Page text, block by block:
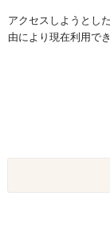
アクセスしようとし
由により現在利用で